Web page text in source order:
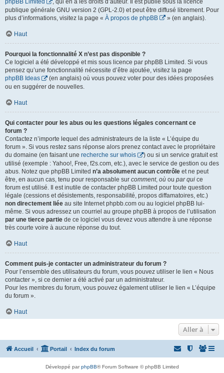
phpBB Limited
, qui en a les droits d’auteur. Il est publié sous la licence
publique générale GNU version 2 (GPL-2.0) et peut être diffusé librement. Pour
plus d’informations, visitez la page « À propos de phpBB » (en anglais).
Haut
Pourquoi la fonctionnalité X n’est pas disponible ?
Ce logiciel a été développé et mis sous licence par phpBB Limited. Si vous
pensez qu’une fonctionnalité nécessite d’être ajoutée, visitez la page
phpBB Ideas
(en anglais) où vous pouvez voter pour des idées proposées
ou en suggérer de nouvelles.
Haut
Qui contacter pour les abus ou les questions légales concernant ce
forum ?
Contactez n’importe lequel des administrateurs de la liste « L’équipe du
forum ». Si vous restez sans réponse alors prenez contact avec le propriétaire
du domaine (en faisant une recherche sur whois
) ou si un service gratuit est
utilisé (exemple : Yahoo!, Free, f2s.com, etc.), avec le service de gestion ou des
abus. Notez que phpBB Limited n’a absolument aucun contrôle et ne peut
être, en aucun cas, tenu pour responsable sur comment, où ou par qui ce
forum est utilisé. Il est inutile de contacter phpBB Limited pour toute question
légale (cessions et désistements, responsabilité, propos diffamatoires, etc.)
non directement liée au site Internet phpbb.com ou au logiciel phpBB lui-
même. Si vous adressez un courriel au groupe phpBB à propos de l’utilisation
par une tierce partie de ce logiciel vous devez vous attendre à une réponse
très courte voire à aucune réponse du tout.
Haut
Comment puis-je contacter un administrateur du forum ?
Pour l’ensemble des utilisateurs du forum, vous pouvez utiliser le lien « Nous
contacter », si ce dernier a été activé par un administrateur.
Pour les membres du forum, vous pouvez également utiliser le lien « L’équipe
du forum ».
Haut
Aller à
Accueil Portail Index du forum
Développé parphpBB® Forum Software © phpBB Limited